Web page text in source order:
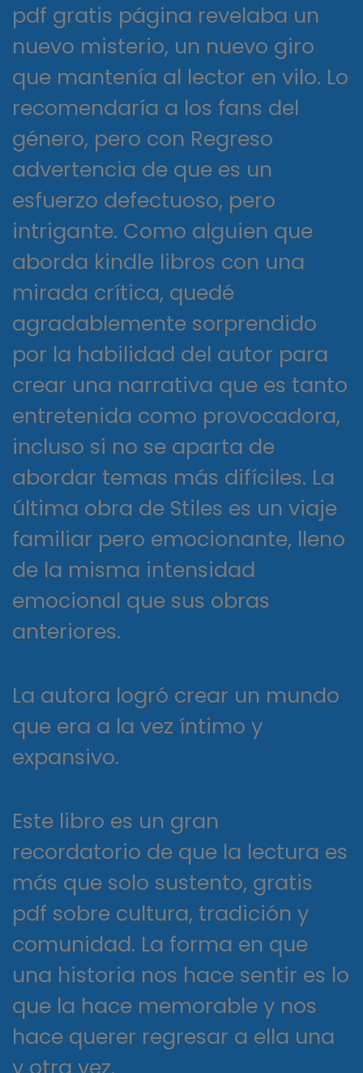
pdf gratis página revelaba un
nuevo misterio, un nuevo giro
que mantenía al lector en vilo. Lo
recomendaría a los fans del
género, pero con Regreso
advertencia de que es un
esfuerzo defectuoso, pero
intrigante. Como alguien que
aborda kindle libros con una
mirada crítica, quedé
agradablemente sorprendido
por la habilidad del autor para
crear una narrativa que es tanto
entretenida como provocadora,
incluso si no se aparta de
abordar temas más difíciles. La
última obra de Stiles es un viaje
familiar pero emocionante, lleno
de la misma intensidad
emocional que sus obras
anteriores.
La autora logró crear un mundo
que era a la vez íntimo y
expansivo.
Este libro es un gran
recordatorio de que la lectura es
más que solo sustento, gratis
pdf sobre cultura, tradición y
comunidad. La forma en que
una historia nos hace sentir es lo
que la hace memorable y nos
hace querer regresar a ella una